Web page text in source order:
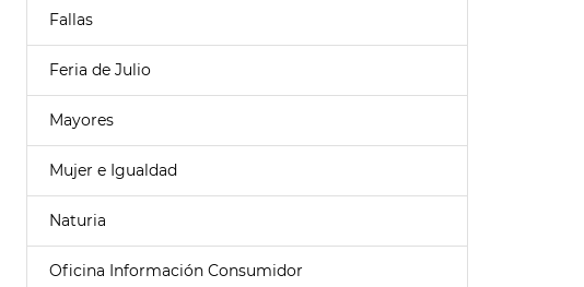
Fallas
Feria de Julio
Mayores
Mujer e Igualdad
Naturia
Oficina Información Consumidor